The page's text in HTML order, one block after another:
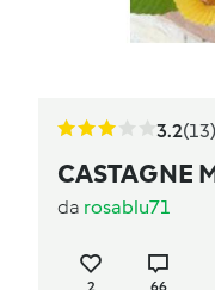
3.2(13)
CASTAGNE
da rosablu71
2 66